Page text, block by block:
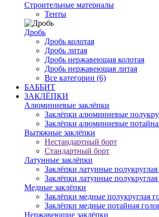
Строительные материалы
Тенты
Дробь
Дробь колотая
Дробь литая
Дробь нержавеющая колотая
Дробь нержавеющая литая
Все категории (6)
БАББИТ
ЗАКЛЁПКИ
Алюминиевые заклёпки
Заклёпки алюминиевые
Заклёпки алюминиевые
Вытяжные заклёпки
Нестандартный борт
Стандартный борт
Латунные заклёпки
Заклёпки латунные полукруглая
Заклёпки латунные полукруглая
Медные заклёпки
Заклёпки медные полукруглая
Заклёпки медные потайная
Нержавеющие заклёпки